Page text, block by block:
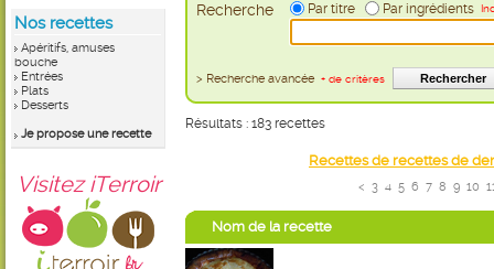
Nos recettes
Apéritifs, amuses
bouche
Entrées
Plats
Desserts
Je propose une recette
Visitez iTerroir
Recherche Par titre Par ingrédients
> Recherche avancée + de critères
Résultats : 183 recettes
Recettes de recettes de
< 3 4 5 6 7 8 9 10
Nom de la recette